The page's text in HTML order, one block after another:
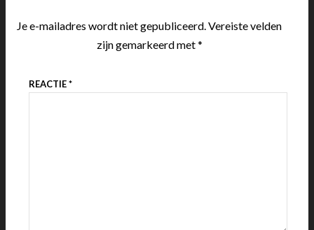
Je e-mailadres wordt niet gepubliceerd.Vereiste velden
zijn gemarkeerd met*
REACTIE*